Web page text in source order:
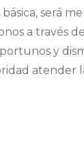
será
a través
y